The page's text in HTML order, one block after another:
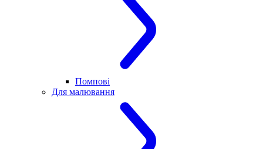
Помпові
Для малювання